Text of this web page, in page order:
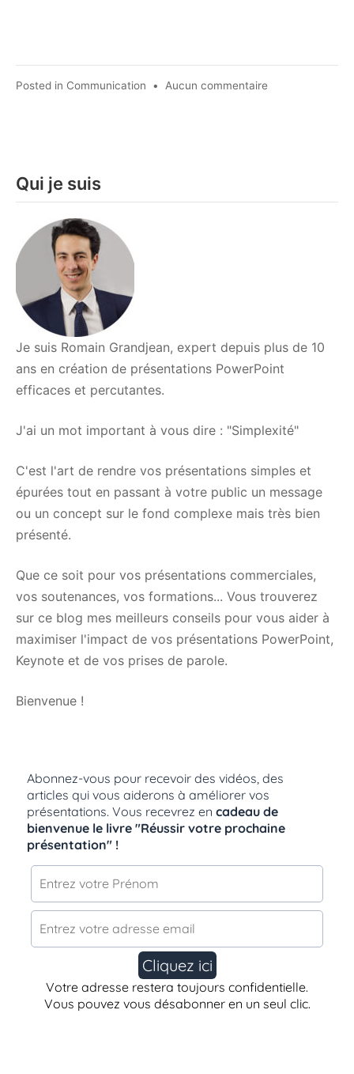
Posted in Communication • Aucun commentaire
Qui je suis
Je suis Romain Grandjean, expert depuis plus de 10
ans en création de présentations PowerPoint
efficaces et percutantes.
J'ai un mot important à vous dire : "Simplexité"
C'est l'art de rendre vos présentations simples et
épurées tout en passant à votre public un message
ou un concept sur le fond complexe mais très bien
présenté.
Que ce soit pour vos présentations commerciales,
vos soutenances, vos formations... Vous trouverez
sur ce blog mes meilleurs conseils pour vous aider à
maximiser l'impact de vos présentations PowerPoint,
Keynote et de vos prises de parole.
Bienvenue !